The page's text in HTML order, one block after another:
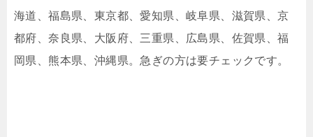
海道、福島県、東京都、愛知県、岐阜県、滋賀県、京
都府、奈良県、大阪府、三重県、広島県、佐賀県、福
岡県、熊本県、沖縄県。急ぎの方は要チェックです。